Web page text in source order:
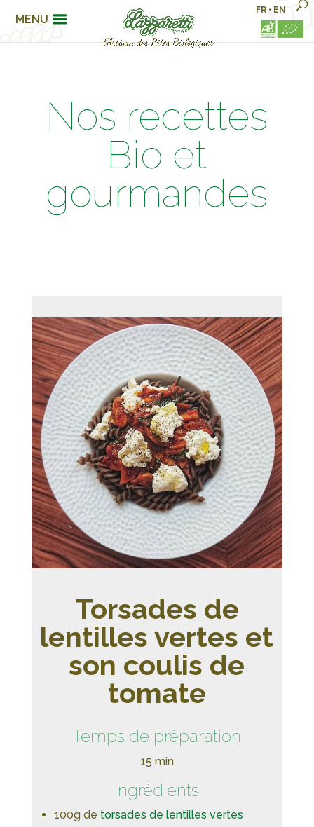
MENU
FR • EN
Nos recettes
Bio et
gourmandes
Torsades de
lentilles vertes et
son coulis de
tomate
Temps de préparation
15 min
Ingrédients
100g de torsades de lentilles vertes